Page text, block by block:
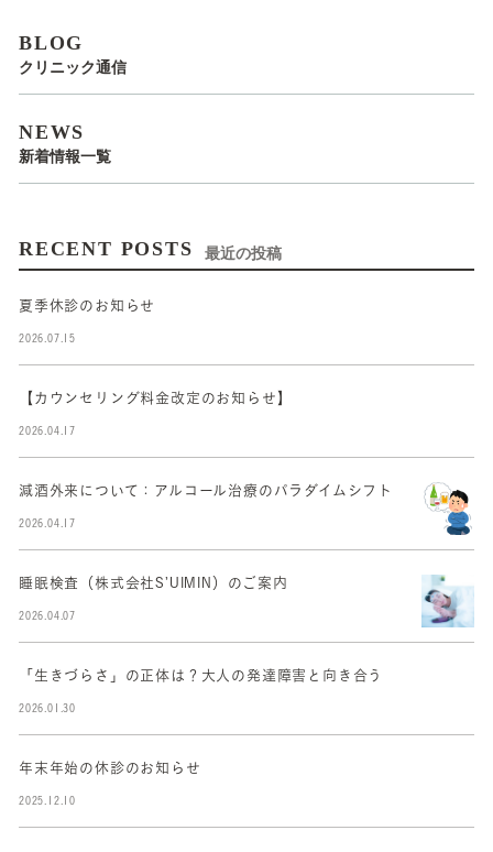
BLOG
クリニック通信
NEWS
新着情報一覧
RECENT POSTS 最近の投稿
夏季休診のお知らせ
2026.07.15
【カウンセリング料金改定のお知らせ】
2026.04.17
減酒外来について：アルコール治療のパラダイムシフト
2026.04.17
睡眠検査（株式会社S’UIMIN）のご案内
2026.04.07
「生きづらさ」の正体は？大人の発達障害と向き合う
2026.01.30
年末年始の休診のお知らせ
2025.12.10